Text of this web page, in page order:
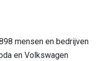
mensen en bedrijven
en Volkswagen